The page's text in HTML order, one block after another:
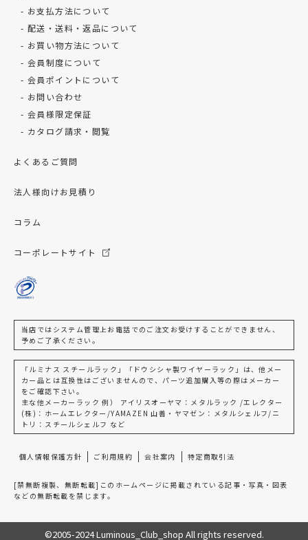
お支払方法について
配送・送料・返品について
お買い物方法について
会員制度について
会員ポイントについて
お問い合わせ
会員様限定保証
カタログ請求・閲覧
よくあるご質問
法人様向けお見積り
コラム
コーポレートサイト
当店ではシステム管理上お電話でのご注文お受けすることができません、
予めご了承ください。
「ルミナス スチールラック」「ドウシシャ製ワイヤーラック」は、他メー
カー品とは互換性はございませんので、パーツ追加購入等の際はメーカー
をご確認下さい。
主な他メーカーラック 例） アイリスオーヤマ：メタルラック /エレクター
(株)：ホームエレクター/YAMAZEN 山善・ヤマゼン：メタルシェルフ/ニ
トリ：スチールシェルフ など
個人情報保護方針 ご利用規約 会社案内 特定商取引法
[禁無断複製、無断転載]このホームページに掲載されている記事・写真・図表
などの無断転載を禁じます。
©2005-2024 Luminous_Club_shop All rights reserved.